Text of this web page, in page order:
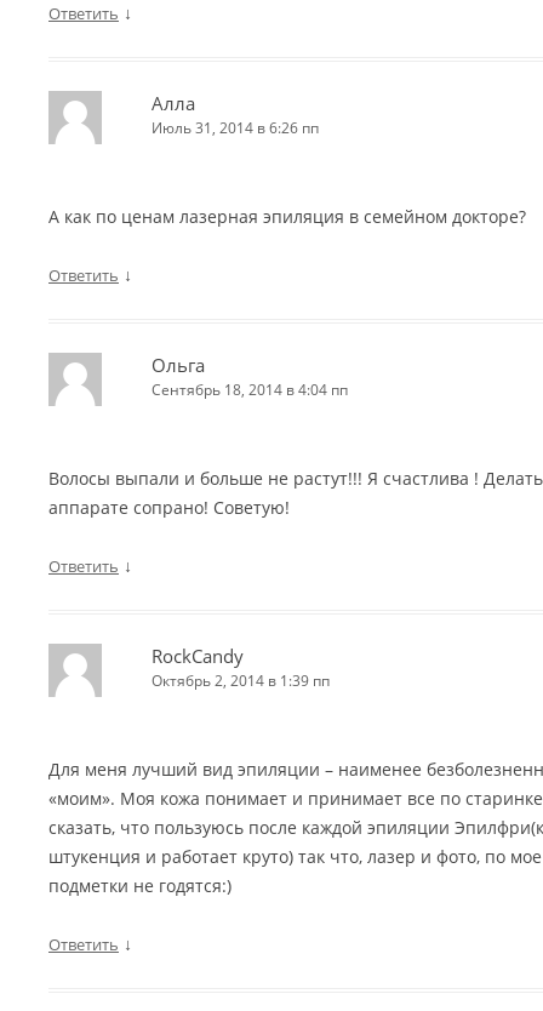
Ответить ↓
Алла
Июль 31, 2014 в 6:26 пп
А как по ценам лазерная эпиляция в семейном докторе?
Ответить ↓
Ольга
Сентябрь 18, 2014 в 4:04 пп
Волосы выпали и больше не растут!!! Я счастлива !
аппарате сопрано! Советую!
Ответить ↓
RockCandy
Октябрь 2, 2014 в 1:39 пп
Для меня лучший вид эпиляции – наименее
«моим». Моя кожа понимает и принимает все по
сказать, что пользуюсь после каждой эпиляции
штукенция и работает круто) так что, лазер и фото, по
подметки не годятся:)
Ответить ↓